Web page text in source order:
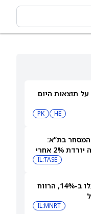
תוצאות היום
HE
PK
בת”א:
מניות הגז מטפסות, נובה יורדת 2% אחרי
IL:TASE
מניבים ריט: ההכנסות עלו ב-14%, הרווח
IL:MNRT